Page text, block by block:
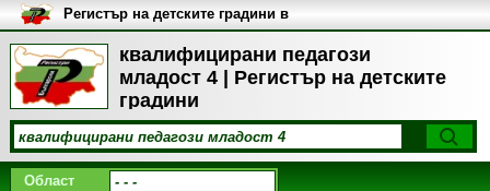
квалифицирани педагози
младост 4 | Регистър на детските
градини
Регистър на детските градини в
България
Област